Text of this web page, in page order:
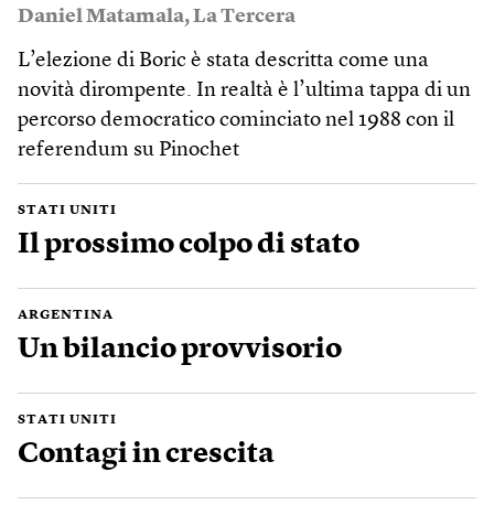
Daniel Matamala,La Tercera
L’elezione di Boric è stata descritta come una
novità dirompente. In realtà è l’ultima tappa di un
percorso democratico cominciato nel 1988 con il
referendum su Pinochet
STATI UNITI
Il prossimo colpo di stato
ARGENTINA
Un bilancio provvisorio
STATI UNITI
Contagi in crescita